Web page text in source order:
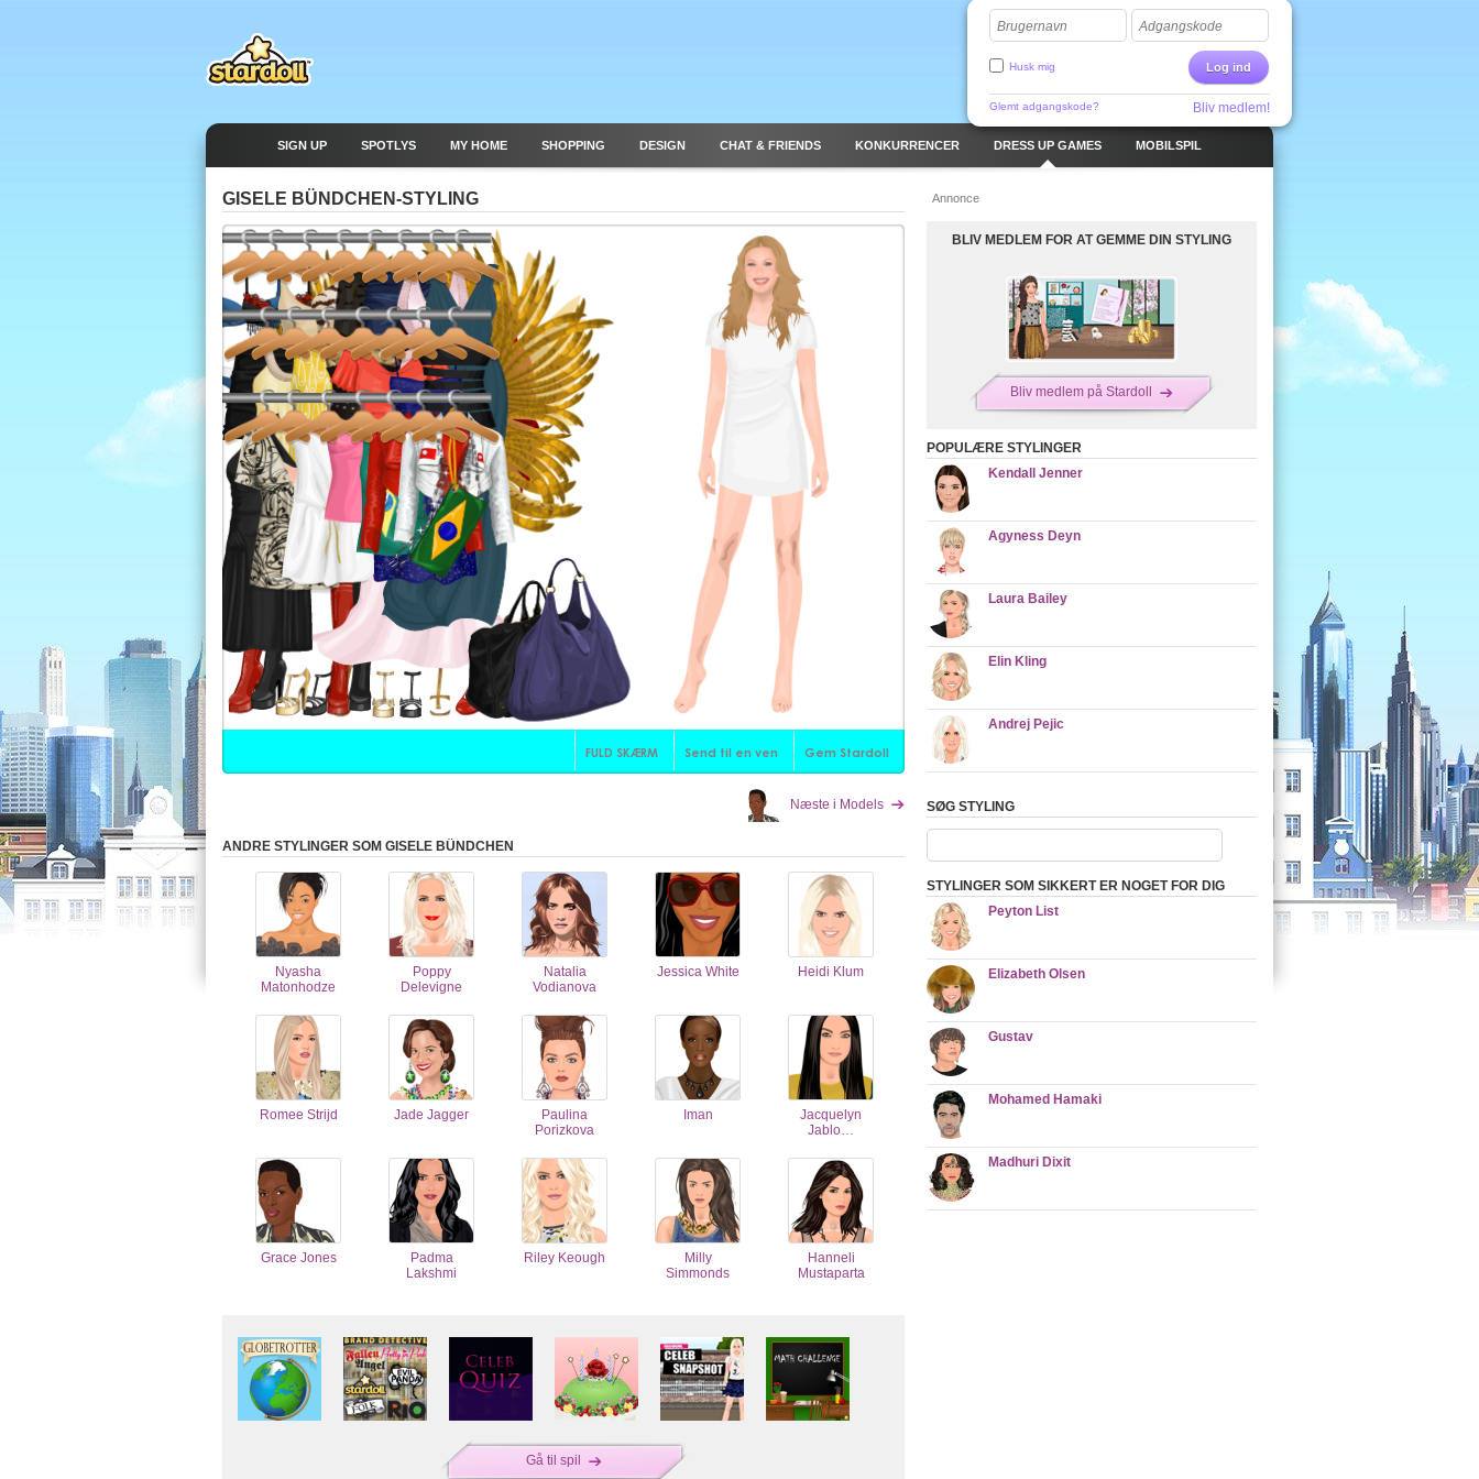
Brugernavn Adgangskode
Log ind
Husk mig
Glemt adgangskode? Bliv medlem!
SIGN UP SPOTLYS MY HOME SHOPPING DESIGN CHAT & FRIENDS KONKURRENCER DRESS UP GAMES MOBILSPIL
GISELE BÜNDCHEN-STYLING
Næste i Models
ANDRE STYLINGER SOM GISELE BÜNDCHEN
Nyasha
Matonhodze
Poppy
Delevigne
Natalia
Vodianova
Jessica White Heidi Klum
Romee Strijd Jade Jagger
Paulina
Porizkova
Iman
Jacquelyn
Jablo…
Grace Jones
Padma
Lakshmi
Riley Keough
Milly
Simmonds
Hanneli
Mustaparta
Gå til spil
Annonce
BLIV MEDLEM FOR AT GEMME DIN STYLING
Bliv medlem på Stardoll
POPULÆRE STYLINGER
Kendall Jenner
Agyness Deyn
Laura Bailey
Elin Kling
Andrej Pejic
SØG STYLING
STYLINGER SOM SIKKERT ER NOGET FOR DIG
Peyton List
Elizabeth Olsen
Gustav
Mohamed Hamaki
Madhuri Dixit